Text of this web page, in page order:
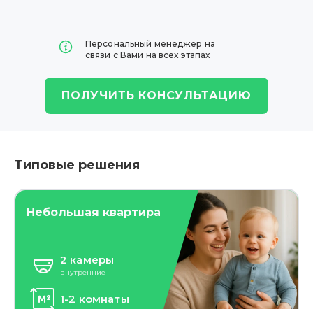
ПОЛУЧИТЬ КОНСУЛЬТАЦИЮ
Персональный менеджер на
связи с Вами на всех этапах
Типовые решения
Небольшая квартира
2 камеры
внутренние
1-2 комнаты